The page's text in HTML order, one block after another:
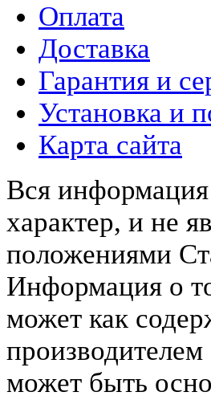
Оплата
Доставка
Гарантия и
Установка и
Карта сайта
Вся
характер, и не
положениями
Информация о
может как
может быть